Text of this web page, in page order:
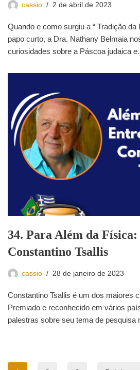
cassio 2 de abril de 2023
Quando e como surgiu a “ Tradição da
papo curto, a Dra. Nathany Belmaia
curiosidades sobre a Páscoa judaica
34. Para Além da
Constantino Tsallis
cassio 28 de janeiro de 2023
Constantino Tsallis é um dos maiores
Premiado e reconhecido em vários
palestras sobre seu tema de